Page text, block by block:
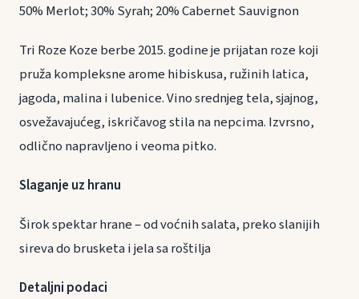
50% Merlot; 30% Syrah; 20% Cabernet Sauvignon
Tri Roze Koze berbe 2015. godine je prijatan roze koji
pruža kompleksne arome hibiskusa, ružinih latica,
jagoda, malina i lubenice. Vino srednjeg tela, sjajnog,
osvežavajućeg, iskričavog stila na nepcima. Izvrsno,
odlično napravljeno i veoma pitko.
Slaganje uz hranu
Širok spektar hrane – od voćnih salata, preko slanijih
sireva do brusketa i jela sa roštilja
Detaljni podaci